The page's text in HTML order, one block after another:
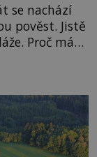
se nachází
pověst. Jistě
Proč má
ve městě